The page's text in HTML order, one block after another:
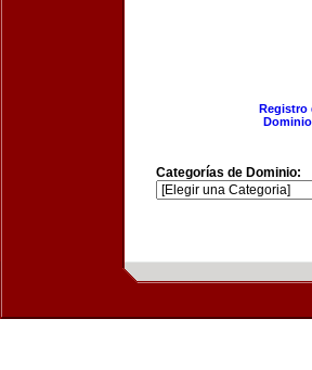
Registro
Categorías de Dominio: